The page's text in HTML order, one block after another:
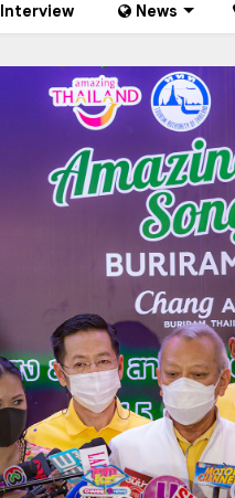
Interview News